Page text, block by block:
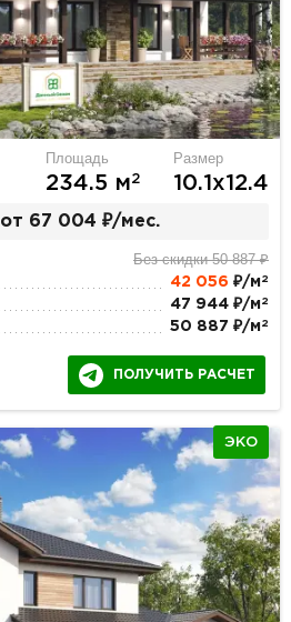
Площадь
234.5 м2
Размер
10.1х12.4
от 67 004 ₽/мес.
Без скидки 50 887 ₽
42 056 ₽/м 2
47 944 ₽/м 2
50 887 ₽/м 2
ПОЛУЧИТЬ РАСЧЕТ
ЭКО